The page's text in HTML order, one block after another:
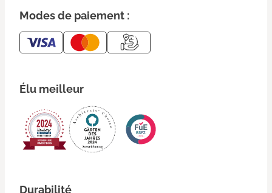
Modes de paiement :
Élu meilleur
Durabilité